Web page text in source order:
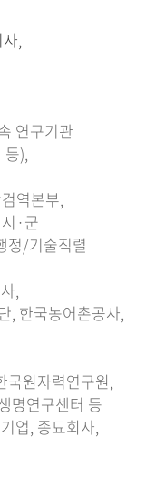
,
연구기관
등),
역본부,
·군
정/기술직렬
,
, 한국농어촌공사,
국원자력연구원,
명연구센터 등
업, 종묘회사,